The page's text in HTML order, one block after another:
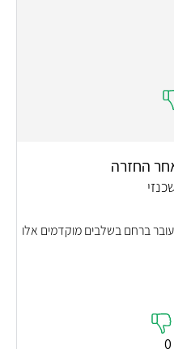
החזרה
ברחם בשלבים מוקדמים אלו
0